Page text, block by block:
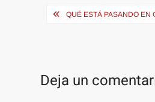
Navegación
QUÉ ESTÁ PASANDO EN
Deja un